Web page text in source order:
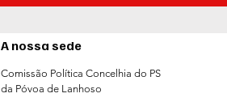
A nossa sede
Comissão Política Concelhia do PS
da Póvoa de Lanhoso